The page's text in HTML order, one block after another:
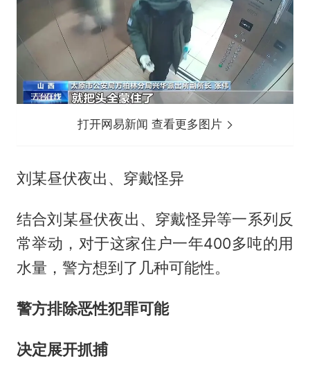
打开网易新闻 查看更多图片
刘某昼伏夜出、穿戴怪异
结合刘某昼伏夜出、穿戴怪异等一系列反
常举动，对于这家住户一年400多吨的用
水量，警方想到了几种可能性。
警方排除恶性犯罪可能
决定展开抓捕